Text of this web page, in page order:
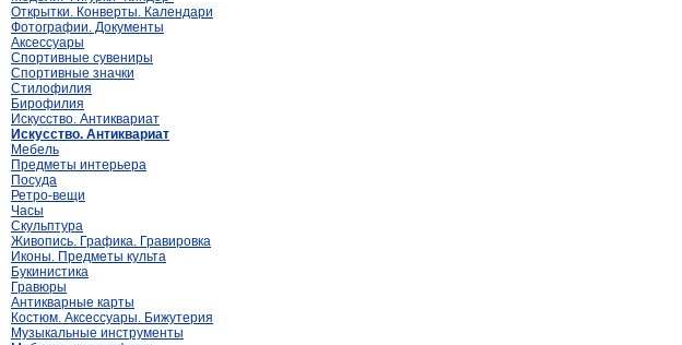
Открытки. Конверты. Календари
Фотографии. Документы
Аксессуары
Спортивные сувениры
Спортивные значки
Стилофилия
Бирофилия
Искусство. Антиквариат
Искусство. Антиквариат
Мебель
Предметы интерьера
Посуда
Ретро-вещи
Часы
Скульптура
Живопись. Графика. Гравировка
Иконы. Предметы культа
Букинистика
Гравюры
Антикварные карты
Костюм. Аксессуары. Бижутерия
Музыкальные инструменты